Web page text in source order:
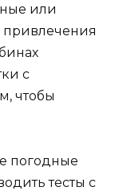
или
с
чтобы
погодные
тесты с